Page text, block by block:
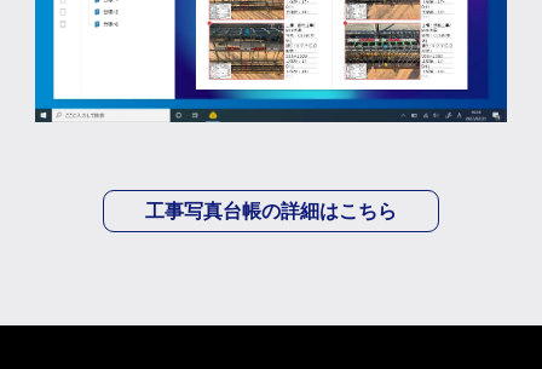
工事写真台帳の詳細はこちら